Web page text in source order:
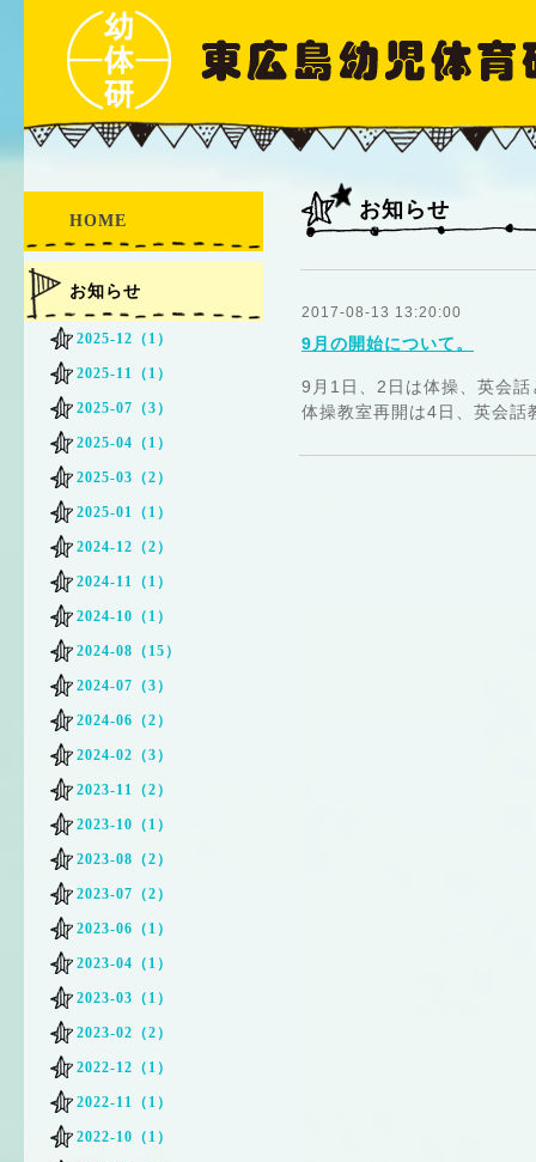
お知らせ
2017-08-13 13:20:00
9月の開始について。
9月1日、2日は体操、英会
体操教室再開は4日、英会話
HOME
お知らせ
2025-12（1）
2025-11（1）
2025-07（3）
2025-04（1）
2025-03（2）
2025-01（1）
2024-12（2）
2024-11（1）
2024-10（1）
2024-08（15）
2024-07（3）
2024-06（2）
2024-02（3）
2023-11（2）
2023-10（1）
2023-08（2）
2023-07（2）
2023-06（1）
2023-04（1）
2023-03（1）
2023-02（2）
2022-12（1）
2022-11（1）
2022-10（1）